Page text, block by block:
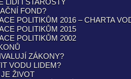
LIDI I STAROSTY
FOND?
POLITIKŮM 2016 – CHARTA
POLITIKŮM 2015
POLITIKŮM 2002
ZÁKONY?
VODU LIDEM?
ŽIVOT